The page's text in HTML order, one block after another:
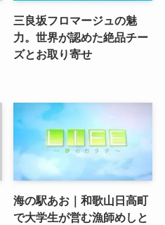
三良坂フロマージュの魅
力。世界が認めた絶品チー
ズとお取り寄せ
海の駅あお｜和歌山日高町
で大学生が営む漁師めしと